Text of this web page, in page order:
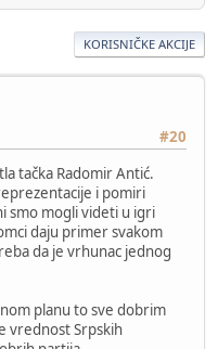
KORISNIČKE AKCIJE
#20
tačka Radomir Antić.
i pomiri
smo mogli videti u igri
daju primer svakom
da je vrhunac jednog
planu to sve dobrim
vrednost Srpskih